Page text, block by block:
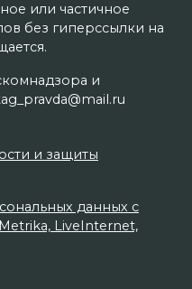
или частичное
без гиперссылки на
и
и защиты
данных с
LiveInternet,